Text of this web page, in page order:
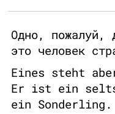
Одно, пожалуй,
это человек
Eines steht
Er ist ein
ein Sonderling.